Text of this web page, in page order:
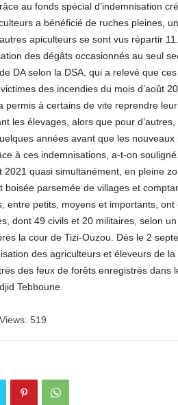
au fonds spécial d’indemnisation
a bénéficié de ruches pleines,
apiculteurs se sont vus répartir
des dégâts occasionnés au seul
DA selon la DSA, qui a relevé que
des incendies du mois d’août
permis à certains de vite reprendre
les élevages, alors que pour
années avant que les nouveaux
à ces indemnisations, a-t-on
2021 quasi simultanément, en pleine
boisée parsemée de villages et
entre petits, moyens et importants,
dont 49 civils et 20 militaires, selon
la cour de Tizi-Ouzou. Dès le 2
des agriculteurs et éleveurs de
des feux de forêts enregistrés dans
Tebboune.
519